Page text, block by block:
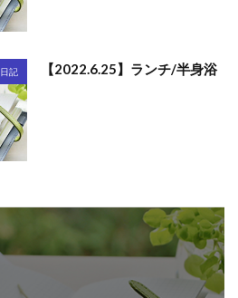
日記 【2022.6.25】ランチ/半身浴